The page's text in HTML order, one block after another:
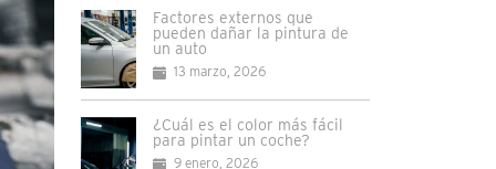
Factores externos que
pueden dañar la pintura de
un auto
13 marzo, 2026
¿Cuál es el color más fácil
para pintar un coche?
9 enero, 2026